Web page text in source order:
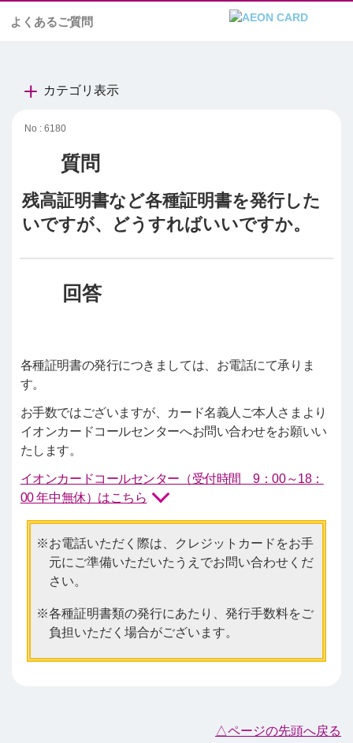
よくあるご質問
カテゴリ表示
No : 6180
残高証明書など各種証明書を発行した
いですが、どうすればいいですか。
各種証明書の発行につきましては、お電話にて承りま
す。
お手数ではございますが、カード名義人ご本人さまより
イオンカードコールセンターへお問い合わせをお願いい
たします。
イオンカードコールセンター（受付時間 9：00～18：
00 年中無休）はこちら
お電話いただく際は、クレジットカードをお手
元にご準備いただいたうえでお問い合わせくだ
さい。
各種証明書類の発行にあたり、発行手数料をご
負担いただく場合がございます。
△ページの先頭へ戻る